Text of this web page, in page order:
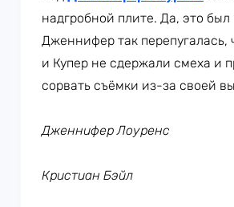
надгробной плите. Да, это
Дженнифер так перепугалась,
и Купер не сдержали смеха и
сорвать съёмки из-за своей
Дженнифер Лоуренс
Кристиан Бэйл